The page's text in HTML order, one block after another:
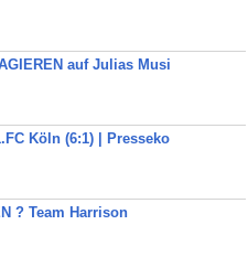
auf Julias Musi
Köln (6:1) | Presseko
? Team Harrison